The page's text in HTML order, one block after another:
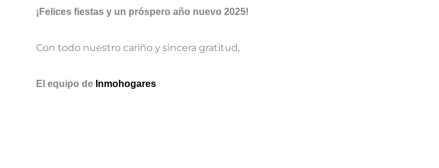
¡Felices fiestas y un próspero año nuevo 2025!
Con todo nuestro cariño y sincera gratitud,
El equipo de Inmohogares